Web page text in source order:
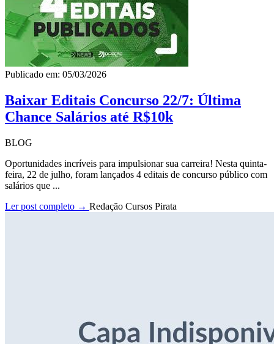
Publicado em: 05/03/2026
Baixar Editais Concurso 22/7: Última
Chance Salários até R$10k
BLOG
Oportunidades incríveis para impulsionar sua carreira! Nesta quinta-
feira, 22 de julho, foram lançados 4 editais de concurso público com
salários que ...
Ler post completo → Redação Cursos Pirata